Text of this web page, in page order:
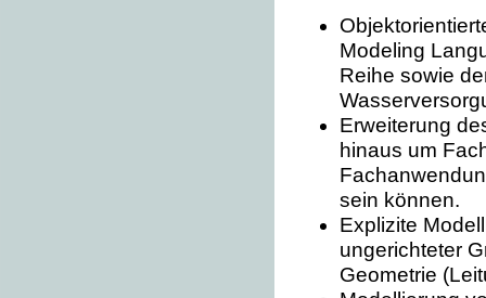
Modeling
Reihe sowie
Erweiterung
hinaus um
sein können.
Explizite
ungerichteter
Geometrie